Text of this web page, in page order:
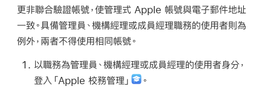
更非聯合驗證帳號，使管理式 Apple 帳號與電子郵件地址
一致。具備管理員、機構經理或成員經理職務的使用者則為
例外，兩者不得使用相同帳號。
以職務為管理員、機構經理或成員經理的使用者身分，
登入「Apple 校務管理」
。